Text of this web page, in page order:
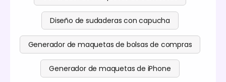
Diseño de sudaderas con capucha
Generador de maquetas de bolsas de compras
Generador de maquetas de iPhone